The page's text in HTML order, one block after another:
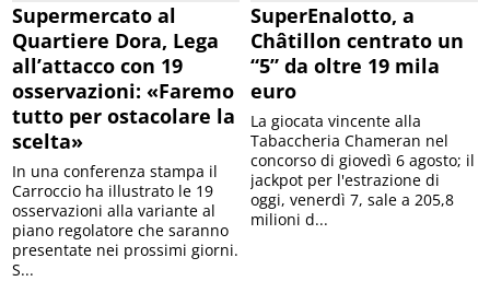
Supermercato al
Quartiere Dora, Lega
all’attacco con 19
osservazioni: «Faremo
tutto per ostacolare la
scelta»
In una conferenza stampa il
Carroccio ha illustrato le 19
osservazioni alla variante al
piano regolatore che saranno
presentate nei prossimi giorni.
S...
SuperEnalotto, a
Châtillon centrato un
“5” da oltre 19 mila
euro
La giocata vincente alla
Tabaccheria Chameran nel
concorso di giovedì 6 agosto; il
jackpot per l'estrazione di
oggi, venerdì 7, sale a 205,8
milioni d...